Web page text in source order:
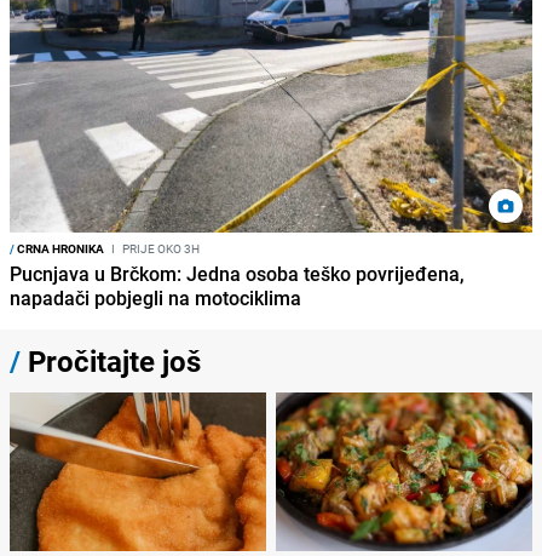
/CRNA HRONIKA I PRIJE OKO 3H
Pucnjava u Brčkom: Jedna osoba teško povrijeđena,
napadači pobjegli na motociklima
/ Pročitajte još